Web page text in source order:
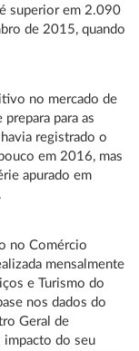
superior em 2.090
de 2015, quando
no mercado de
para as
registrado o
em 2016, mas
apurado em
no Comércio
mensalmente
e Turismo do
nos dados do
Geral de
impacto do seu